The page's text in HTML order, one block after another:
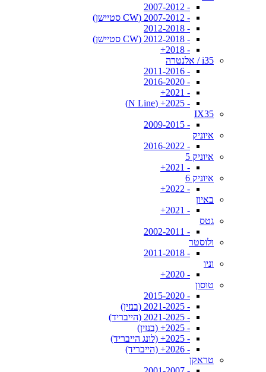
- 2007-2012
- 2007-2012 (CW סטיישן)
- 2012-2018
- 2012-2018 (CW סטיישן)
- 2018+
i35 / אלנטרה
- 2011-2016
- 2016-2020
- 2021+
- 2025+ (N Line)
IX35
- 2009-2015
איוניק
- 2016-2022
איוניק 5
- 2021+
איוניק 6
- 2022+
באיון
- 2021+
גטס
- 2002-2011
ולוסטר
- 2011-2018
וניו
- 2020+
טוסון
- 2015-2020
- 2021-2025 (בנזין)
- 2021-2025 (הייבריד)
- 2025+ (בנזין)
- 2025+ (לונג הייבריד)
- 2026+ (הייבריד)
טראקן